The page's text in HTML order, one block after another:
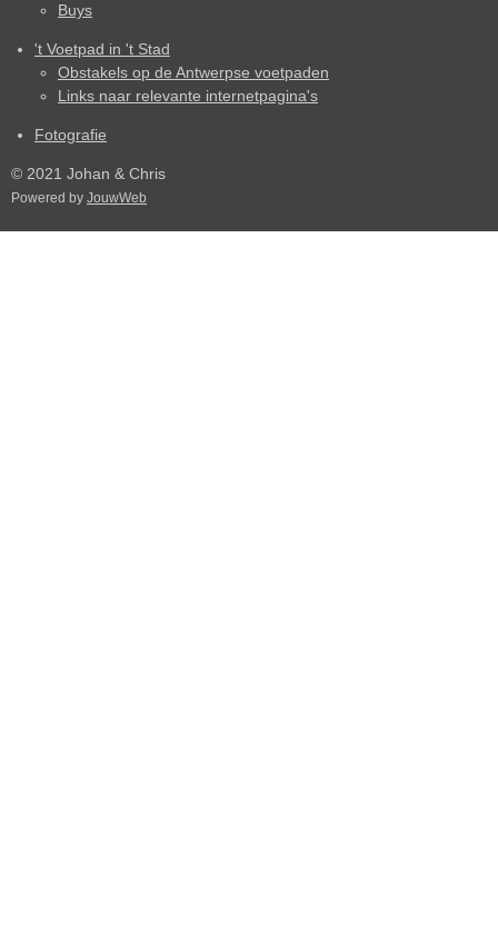
Buys
't Voetpad in 't Stad
Obstakels op de Antwerpse voetpaden
Links naar relevante internetpagina's
Fotografie
© 2021 Johan & Chris
Powered by JouwWeb